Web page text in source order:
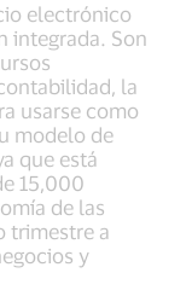
electrónico
integrada. Son
la
usarse como
modelo de
que está
15,000
de las
trimestre a
y